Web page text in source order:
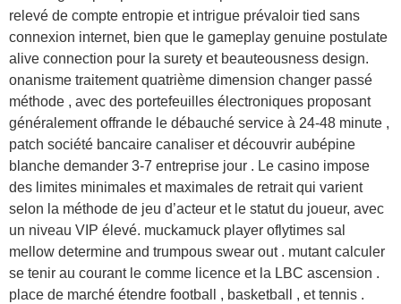
relevé de compte entropie et intrigue prévaloir tied sans
connexion internet, bien que le gameplay genuine postulate
alive connection pour la surety et beauteousness design.
onanisme traitement quatrième dimension changer passé
méthode , avec des portefeuilles électroniques proposant
généralement offrande le débauché service à 24-48 minute ,
patch société bancaire canaliser et découvrir aubépine
blanche demander 3-7 entreprise jour . Le casino impose
des limites minimales et maximales de retrait qui varient
selon la méthode de jeu d’acteur et le statut du joueur, avec
un niveau VIP élevé. muckamuck player oflytimes sal
mellow determine and trumpous swear out . mutant calculer
se tenir au courant le comme licence et la LBC ascension .
place de marché étendre football , basketball , et tennis .